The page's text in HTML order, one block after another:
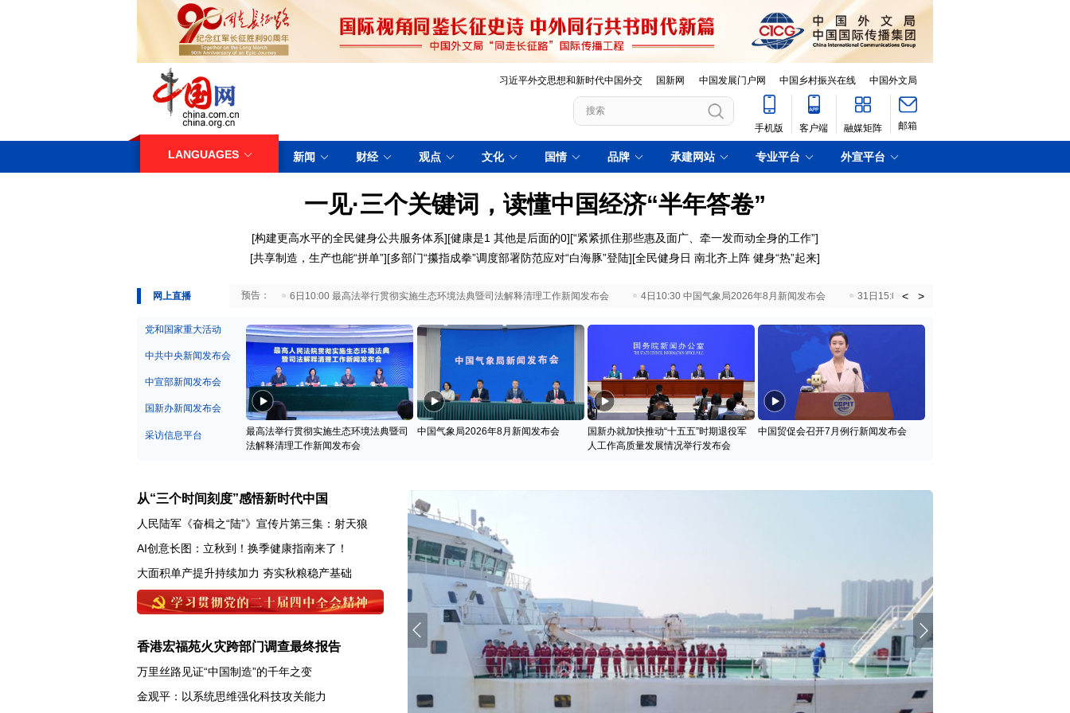
习近平外交思想和新时代中国外交 国新网 中国发展门户网 中国乡村振兴在线 中国外文局
手机版 客户端 融媒矩阵 邮箱
LANGUAGES 新闻 财经 观点 文化 国情 品牌 承建网站 专业平台 外宣平台
一见·三个关键词，读懂中国经济“半年答卷”
[构建更高水平的全民健身公共服务体系][健康是1 其他是后面的0][“紧紧抓住那些惠及面广、牵一发而动全身的工作”]
[共享制造，生产也能“拼单”][多部门“攥指成拳”调度部署防范应对“白海豚”登陆][全民健身日 南北齐上阵 健身“热”起来]
网上直播
29日10:00 国务院台湾事务办公室7月29日举行新闻发布会 6日10:00 最高法举行贯彻实施生态环境法典暨司法解释清理工作新闻发布会 4日10:30 中国气象局2026年8月新闻发布会 31日15:00 国新办就加快推动“十五五”时期退役
< >
党和国家重大活动
中共中央新闻发布会
中宣部新闻发布会
国新办新闻发布会
采访信息平台
最高法举行贯彻实施生态环境法典暨司
法解释清理工作新闻发布会
中国气象局2026年8月新闻发布会
国新办就加快推动“十五五”时期退役军
人工作高质量发展情况举行发布会
中国贸促会召开7月例行新闻发布会
从“三个时间刻度”感悟新时代中国
人民陆军《奋楫之“陆”》宣传片第三集：射天狼
AI创意长图：立秋到！换季健康指南来了！
大面积单产提升持续加力 夯实秋粮稳产基础
香港宏福苑火灾跨部门调查最终报告
万里丝路见证“中国制造”的千年之变
金观平：以系统思维强化科技攻关能力